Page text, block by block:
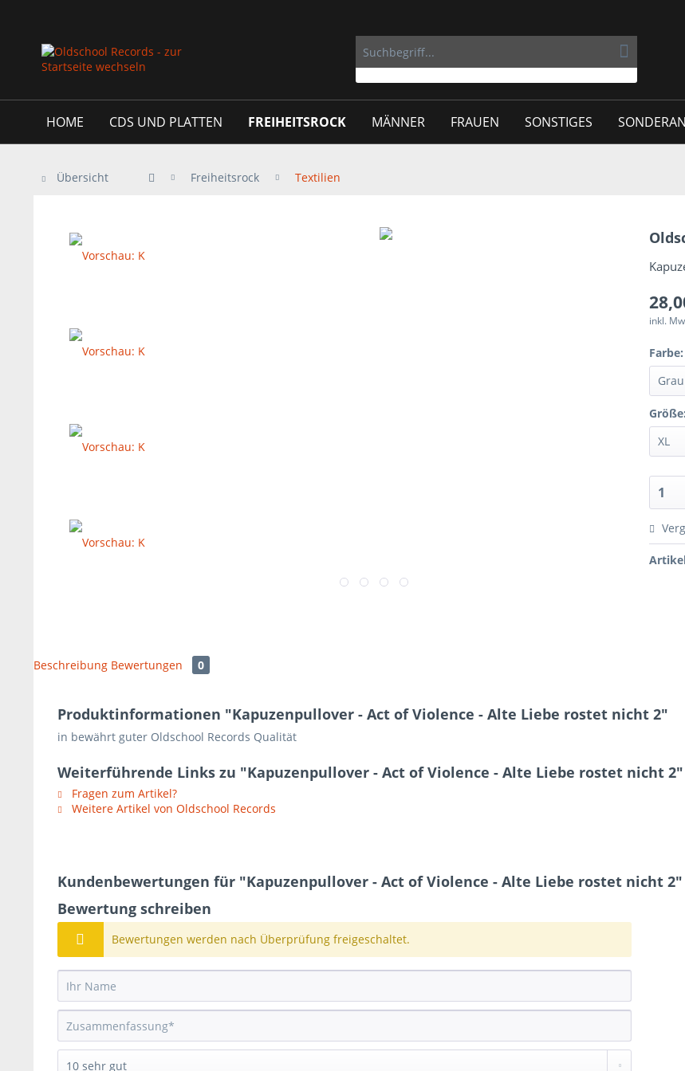
HOME CDS UND PLATTEN FREIHEITSROCK MÄNNER FRAUEN SONSTIGES
Übersicht Freiheitsrock Textilien
inkl.
Farbe:
Größe:
Beschreibung Bewertungen 0
Produktinformationen "Kapuzenpullover - Act of Violence - Alte Liebe rostet nicht 2"
in bewährt guter Oldschool Records Qualität
Weiterführende Links zu "Kapuzenpullover - Act of Violence - Alte Liebe rostet nicht 2"
Fragen zum Artikel?
Weitere Artikel von Oldschool Records
Kundenbewertungen für "Kapuzenpullover - Act of Violence - Alte Liebe rostet nicht 2"
Bewertung schreiben
Bewertungen werden nach Überprüfung freigeschaltet.